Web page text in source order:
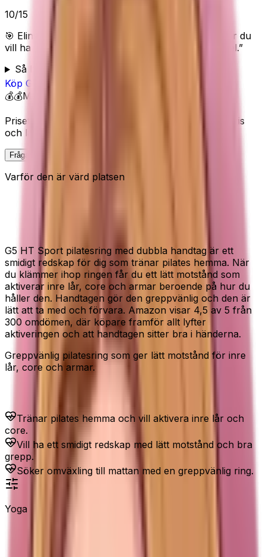
10/15
🎯 Elins poäng:
Bra träningsval när du
vill ha G5 HT Sport pilatesring utan onödigt krångel.”
Så bedömer Elin
Köp G5 HT Sport
💰💰Mellan
Priset visas inte här eftersom Amazon kan ändra pris
och lagerstatus.
Fråga Elin om denna
Varför den är värd platsen
Pilatesring för inre lår, core och
G5 HT Sport pilatesring med dubbla handtag är ett
smidigt redskap för dig som tränar pilates hemma. När
du klämmer ihop ringen får du ett lätt motstånd som
aktiverar inre lår, core och armar beroende på hur du
håller den. Handtagen gör den greppvänlig och den är
lätt att ta med och förvara. Amazon visar 4,5 av 5 från
300 omdömen, där köpare framför allt lyfter
aktiveringen och att handtagen sitter bra i händerna.
Greppvänlig pilatesring som ger lätt motstånd för inre
lår, core och armar.
Passar dig som...
Tränar pilates hemma och vill aktivera inre lår och
core.
Vill ha ett smidigt redskap med lätt motstånd och bra
grepp.
Söker omväxling till mattan med en greppvänlig ring.
Yoga